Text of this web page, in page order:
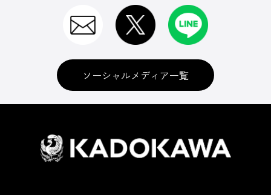
ソーシャルメディア一覧